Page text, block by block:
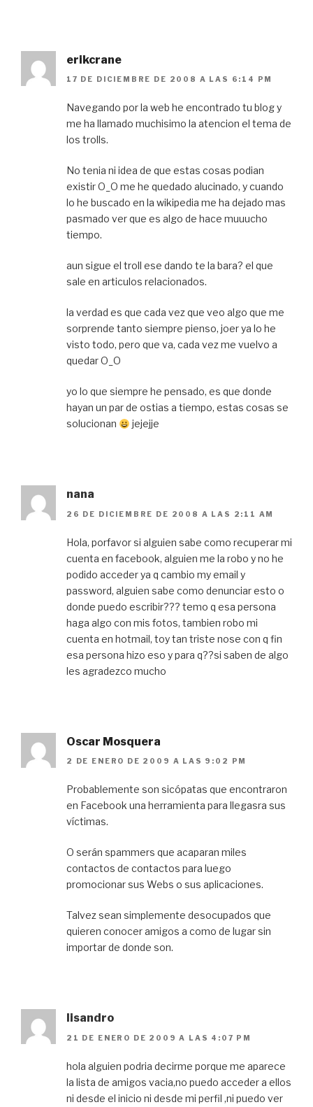
erikcrane
17 DE DICIEMBRE DE 2008 A LAS 6:14 PM
Navegando por la web he encontrado tu blog y
me ha llamado muchisimo la atencion el tema de
los trolls.
No tenia ni idea de que estas cosas podian
existir O_O me he quedado alucinado, y cuando
lo he buscado en la wikipedia me ha dejado mas
pasmado ver que es algo de hace muuucho
tiempo.
aun sigue el troll ese dando te la bara? el que
sale en articulos relacionados.
la verdad es que cada vez que veo algo que me
sorprende tanto siempre pienso, joer ya lo he
visto todo, pero que va, cada vez me vuelvo a
quedar O_O
yo lo que siempre he pensado, es que donde
hayan un par de ostias a tiempo, estas cosas se
solucionan
jejejje
nana
26 DE DICIEMBRE DE 2008 A LAS 2:11 AM
Hola, porfavor si alguien sabe como recuperar mi
cuenta en facebook, alguien me la robo y no he
podido acceder ya q cambio my email y
password, alguien sabe como denunciar esto o
donde puedo escribir??? temo q esa persona
haga algo con mis fotos, tambien robo mi
cuenta en hotmail, toy tan triste nose con q fin
esa persona hizo eso y para q??si saben de algo
les agradezco mucho
Oscar Mosquera
2 DE ENERO DE 2009 A LAS 9:02 PM
Probablemente son sicópatas que encontraron
en Facebook una herramienta para llegasra sus
víctimas.
O serán spammers que acaparan miles
contactos de contactos para luego
promocionar sus Webs o sus aplicaciones.
Talvez sean simplemente desocupados que
quieren conocer amigos a como de lugar sin
importar de donde son.
lisandro
21 DE ENERO DE 2009 A LAS 4:07 PM
hola alguien podria decirme porque me aparece
la lista de amigos vacia,no puedo acceder a ellos
ni desde el inicio ni desde mi perfil ,ni puedo ver